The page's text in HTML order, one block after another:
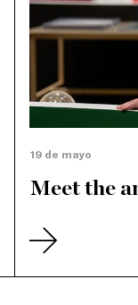
19 de mayo
Meet the